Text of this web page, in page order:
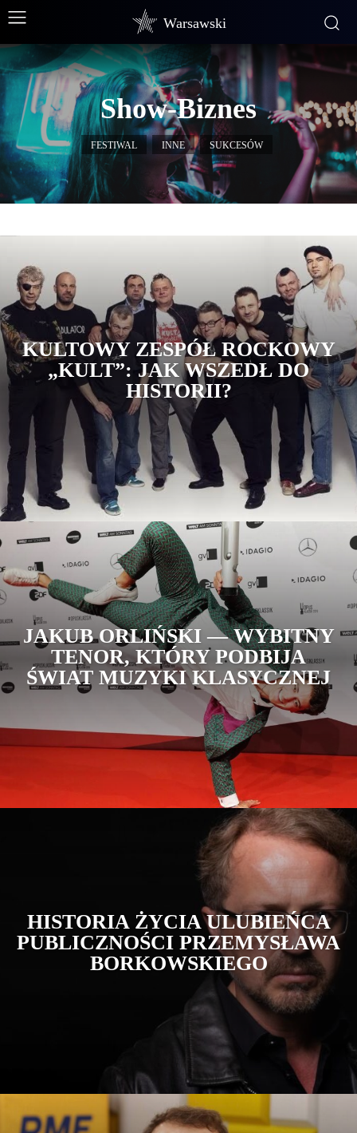
Warsawski
Show-Biznes
FESTIWAL INNE SUKCESÓW
KULTOWY ZESPÓŁ ROCKOWY
„KULT”: JAK WSZEDŁ DO
HISTORII?
JAKUB ORLIŃSKI — WYBITNY
TENOR, KTÓRY PODBIJA
ŚWIAT MUZYKI KLASYCZNEJ
HISTORIA ŻYCIA ULUBIEŃCA
PUBLICZNOŚCI PRZEMYSŁAWA
BORKOWSKIEGO